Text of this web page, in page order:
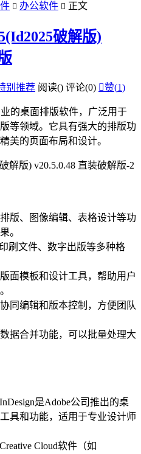
 办公软件  正文
破解版)
别推荐 阅读() 评论(0) 赞(1)
业的桌面排版软件，广泛用于
等领域。它具有强大的排版功
美的页面布局和设计。
版、图像编辑、表格设计等功
。
刷文件、数字出版等多种格
面模板和设计工具，帮助用户
同编辑和版本控制，方便团队
据合并功能，可以批量处理大
是Adobe公司推出的桌
具和功能，适用于专业设计师
Cloud软件（如